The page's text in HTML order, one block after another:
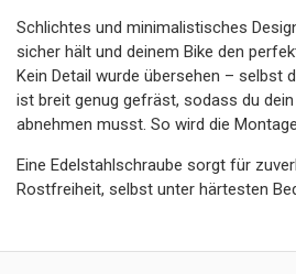
Schlichtes und minimalistisches
sicher hält und deinem Bike den
Kein Detail wurde übersehen – selbst
ist breit genug gefräst, sodass du
abnehmen musst. So wird die
Eine Edelstahlschraube sorgt für
Rostfreiheit, selbst unter härtesten